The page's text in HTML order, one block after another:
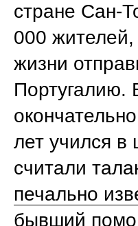
стране Сан-
000 жителей,
жизни
Португалию.
лет учился
считали
печально
бывший